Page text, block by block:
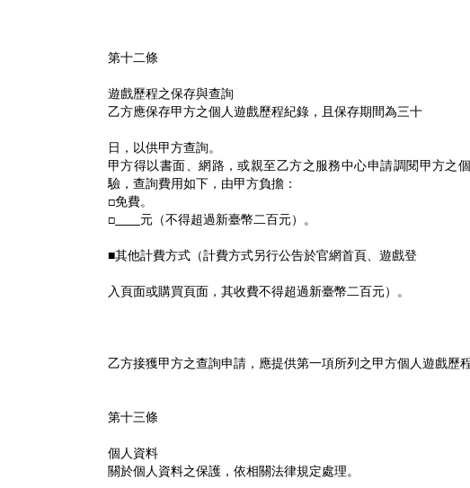
第十二條
遊戲歷程之保存與查詢
乙方應保存甲方之個人遊戲歷程紀錄，且保存期間為三十
日，以供甲方查詢。
甲方得以書面、網路，或親至乙方之服務中心申請調閱甲方之
驗，查詢費用如下，由甲方負擔：
□免費。
□____元（不得超過新臺幣二百元）。
■其他計費方式（計費方式另行公告於官網首頁、遊戲登
入頁面或購買頁面，其收費不得超過新臺幣二百元）。
乙方接獲甲方之查詢申請，應提供第一項所列之甲方個人遊戲歷
第十三條
個人資料
關於個人資料之保護，依相關法律規定處理。